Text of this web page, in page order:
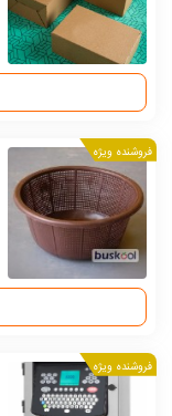
فروشنده ویژه
فروشنده ویژه